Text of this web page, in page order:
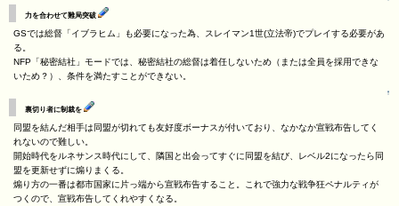
力を合わせて難局突破
GSでは総督「イブラヒム」も必要になった為、スレイマン1世(立法帝)でプレイする必要があ
る。
NFP「秘密結社」モードでは、秘密結社の総督は着任しないため（または全員を採用できな
いため？）、条件を満たすことができない。
↑
裏切り者に制裁を
同盟を結んだ相手は同盟が切れても友好度ボーナスが付いており、なかなか宣戦布告してく
れないので難しい。
開始時代をルネサンス時代にして、隣国と出会ってすぐに同盟を結び、レベル2になったら同
盟を更新せずに煽りまくる。
煽り方の一番は都市国家に片っ端から宣戦布告すること。これで強力な戦争狂ペナルティが
つくので、宣戦布告してくれやすくなる。